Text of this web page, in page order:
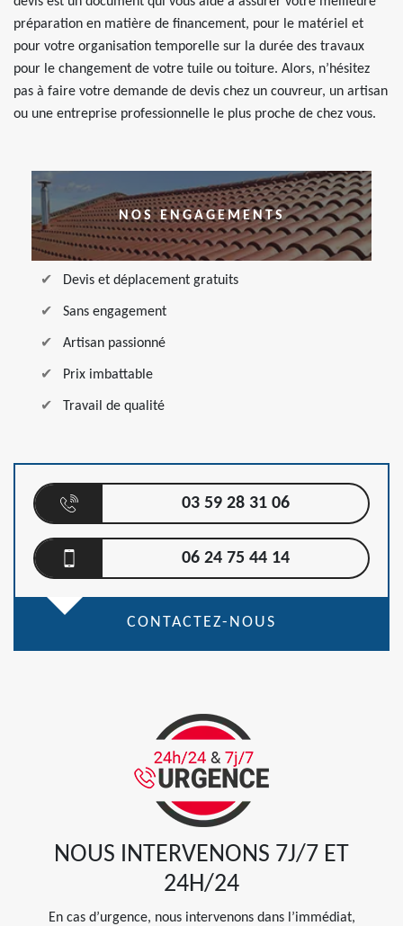
préparation en matière de financement, pour le matériel et
pour votre organisation temporelle sur la durée des travaux
pour le changement de votre tuile ou toiture. Alors, n’hésitez
pas à faire votre demande de devis chez un couvreur, un artisan
ou une entreprise professionnelle le plus proche de chez vous.
NOS ENGAGEMENTS
Devis et déplacement gratuits
Sans engagement
Artisan passionné
Prix imbattable
Travail de qualité
03 59 28 31 06
06 24 75 44 14
CONTACTEZ-NOUS
NOUS INTERVENONS 7J/7 ET
24H/24
En cas d’urgence, nous intervenons dans l’immédiat,